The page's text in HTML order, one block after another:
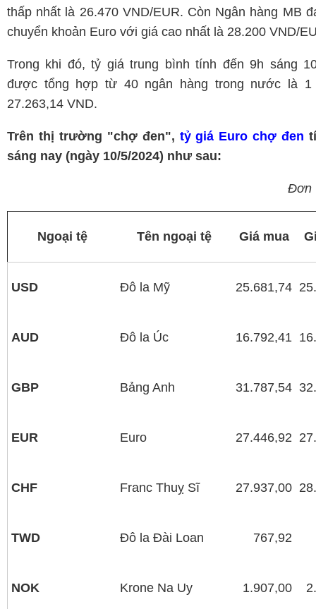
thấp nhất là 26.470 VND/EUR. Còn Ngân hàng MB
chuyển khoản Euro với giá cao nhất là 28.200 VND/
Trong khi đó, tỷ giá trung bình tính đến 9h sáng
được tổng hợp từ 40 ngân hàng trong nước là 1
27.263,14 VND.
Trên thị trường "chợ đen", tỷ giá Euro chợ đen
sáng nay (ngày 10/5/2024) như sau:
Đơn
Ngoại tệ Tên ngoại tệ Giá mua
USD Đô la Mỹ 25.681,74
AUD Đô la Úc 16.792,41
GBP Bảng Anh 31.787,54
EUR Euro 27.446,92
CHF Franc Thuỵ Sĩ 27.937,00
TWD Đô la Đài Loan 767,92
NOK Krone Na Uy 1.907,00